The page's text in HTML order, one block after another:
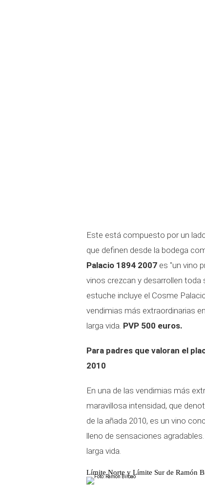
Este está compuesto por un
que definen desde la bodega
Palacio 1894 2007 es "un vino
vinos crezcan y desarrollen toda
estuche incluye el Cosme
vendimias más extraordinarias
larga vida. PVP 500 euros.
Para padres que valoran el
2010
En una de las vendimias más
maravillosa intensidad, que
de la añada 2010, es un vino
lleno de sensaciones
larga vida.
Límite Norte y Límite Sur de Ramón